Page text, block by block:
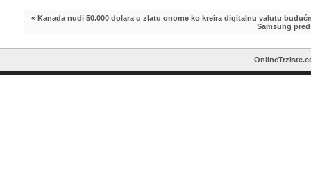
« Kanada nudi 50.000 dolara u zlatu onome ko kreira digitalnu valutu
Samsung